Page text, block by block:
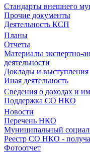
Стандарты внешнего
Прочие документы
Деятельность КСП
Планы
Отчеты
Материалы экспертно-
деятельности
Доклады и выступления
Иная деятельность
Сведения о доходах и
Поддержка СО НКО
Новости
Перечень НКО
Муниципальный
Реестр СО НКО -
Фотоотчет